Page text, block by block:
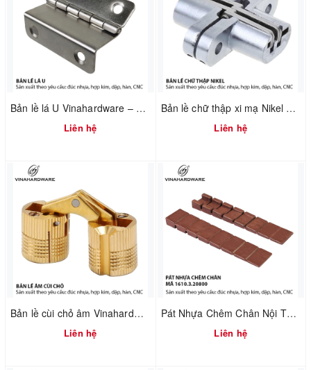
Bản lề lá U Vinahardware – 1260.3.11009
Liên hệ
Bản lề chữ thập xi mạ Nikel Vinahardware 1260.4.11029
Liên hệ
Bản lề cùi chỏ âm Vinahardware 1260.2.10897
Liên hệ
Pát Nhựa Chêm Chân Nội Thất – Xử Lý Nền Không Phẳng | Mã 1610.3.20800
Liên hệ